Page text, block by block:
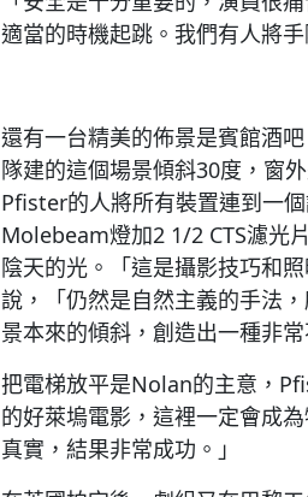
適當的時機起跳。我們有人將手
還有一台精美的佈景是賓館酒
隊建的這個場景傾斜30度，窗
Pfister的人將所有裝置連到一
Molebeam燈加2 1/2 CTS濾光
陰天的光。「這是攝影技巧和
說，「仍然是自然主義的手法
景本來的傾斜，創造出一種非常
把電梯放平是Nolan的主意，
的好萊塢電影，這裡一定會成
真實，結果非常成功。」